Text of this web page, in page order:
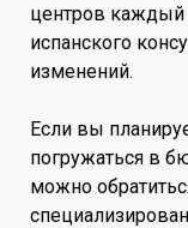
центров каждый
испанского
изменений.
Если вы
погружаться в
можно